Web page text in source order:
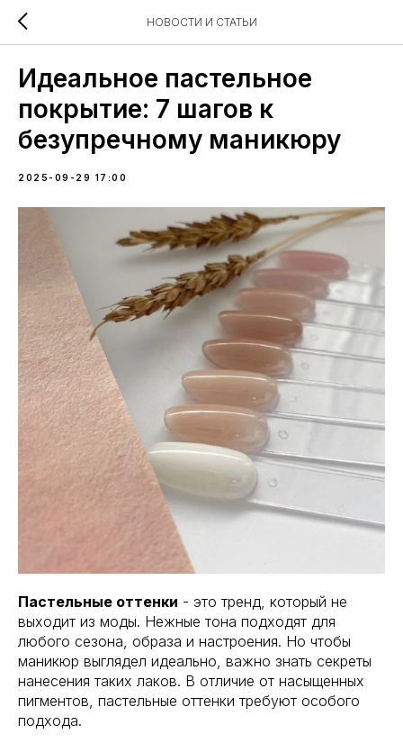
НОВОСТИ И СТАТЬИ
Идеальное пастельное
покрытие: 7 шагов к
безупречному маникюру
2025-09-29 17:00
Пастельные оттенки - это тренд, который не
выходит из моды. Нежные тона подходят для
любого сезона, образа и настроения. Но чтобы
маникюр выглядел идеально, важно знать секреты
нанесения таких лаков. В отличие от насыщенных
пигментов, пастельные оттенки требуют особого
подхода.